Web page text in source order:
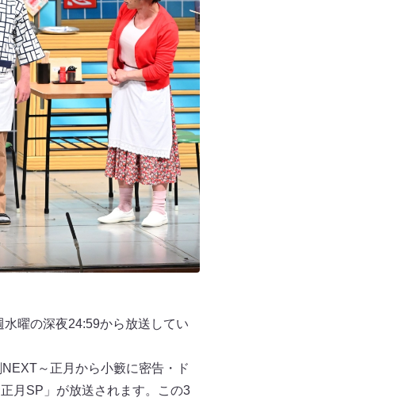
曜の深夜24:59から放送してい
～正月から小籔に密告・ド
月SP」が放送されます。この3